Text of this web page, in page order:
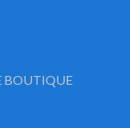
BOUTIQUE